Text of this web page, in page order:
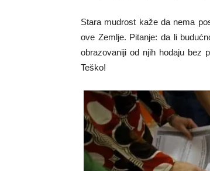
Stara mudrost kaže da nema
ove Zemlje. Pitanje: da li
obrazovaniji od njih hodaju bez
Teško!